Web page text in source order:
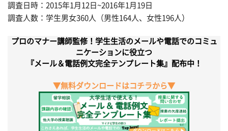
調査日時：2015年1月12日~2016年1月19日
調査人数：学生男女360人（男性164人、女性196人）
プロのマナー講師監修！学生生活のメールや電話でのコミュ
ニケーションに役立つ
『メール＆電話例文完全テンプレート集』配布中！
▼無料ダウンロードはコチラから▼